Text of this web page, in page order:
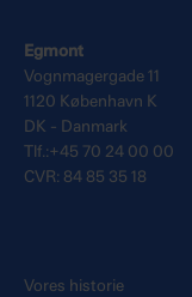
Egmont
Vognmagergade 11
1120 København K
DK - Danmark
Tlf.:+45 70 24 00 00
CVR: 84 85 35 18
Vores historie